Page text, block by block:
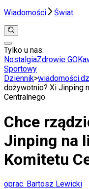
Wiadomości
Świat
Anuluj
Wiadomości
Świat
Polityka
Nauka
Aktualności
Emerytury
Finanse
Praca
Podatki
Finanse
Tylko u nas:
NostalgiaZdrowie GO
Sportowy
Dziennik>
dożywotnio? Xi Jinping
Centralnego
Chce
Jinping na
Komitetu
oprac. Bartosz Lewicki